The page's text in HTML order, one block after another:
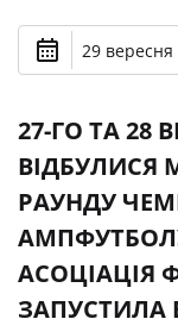
29
27-ГО ТА 28
ВІДБУЛИСЯ
РАУНДУ
АСОЦІАЦІЯ
ЗАПУСТИЛА